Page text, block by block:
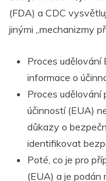
(FDA) a CDC
jinými „mechanizmy
Proces
informace o
Proces udělování
účinností (EUA)
důkazy o
identifikovat
Poté, co je pro
(EUA) a je podán